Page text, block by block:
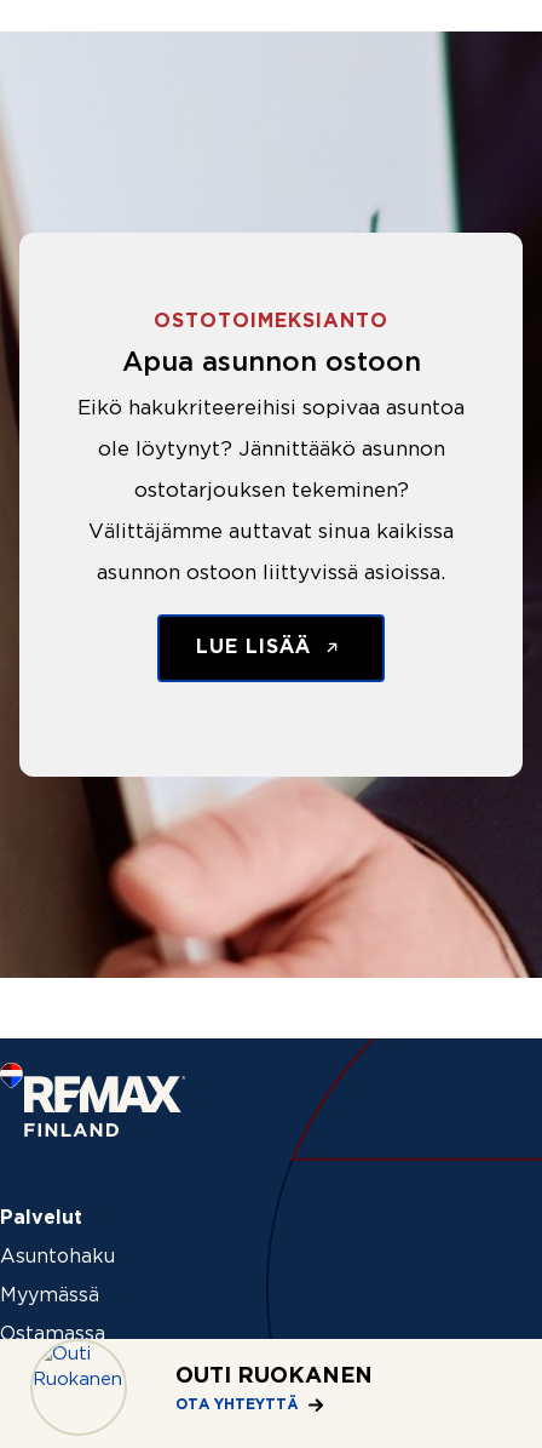
OUTI RUOKANEN
OTA YHTEYTTÄ
OSTOTOIMEKSIANTO
Apua asunnon ostoon
Eikö hakukriteereihisi sopivaa asuntoa
ole löytynyt? Jännittääkö asunnon
ostotarjouksen tekeminen?
Välittäjämme auttavat sinua kaikissa
asunnon ostoon liittyvissä asioissa.
LUE LISÄÄ
Palvelut
Asuntohaku
Myymässä
Ostamassa
Vuokraamassa
Palveluhinnasto